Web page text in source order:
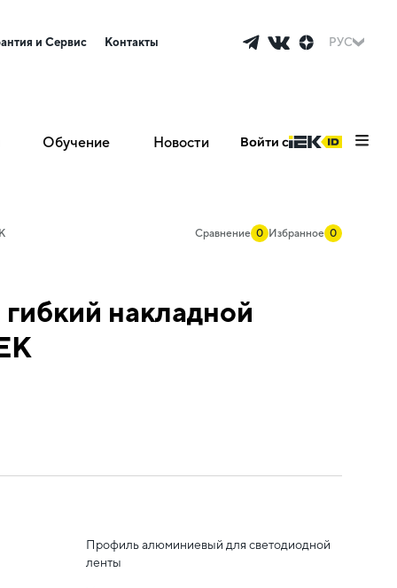
и Сервис Контакты РУС
Обучение Новости Войти с
Сравнение 0 Избранное 0
накладной
Профиль алюминиевый для светодиодной
ленты